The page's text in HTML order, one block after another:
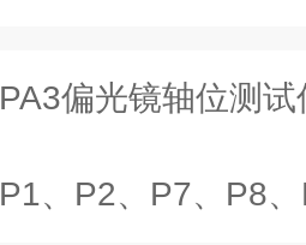
PA3偏光镜轴位测试
P1、P2、P7、P8